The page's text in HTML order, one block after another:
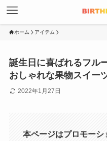
ホーム アイテム
誕生日に喜ばれるフル
おしゃれな果物スイー
2022年1月27日
本ページはプロモーシ